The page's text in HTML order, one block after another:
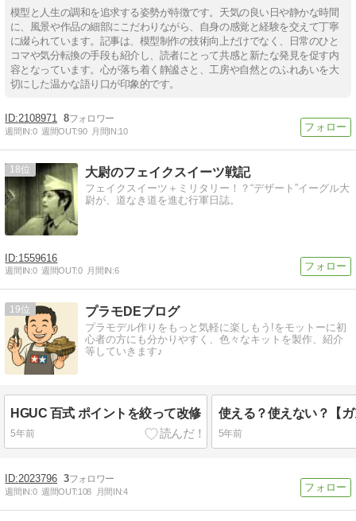
模型と人生の調和を追求する姿勢が特徴です。天気の良い日や静かな時間
に、風景や作品の細部にこだわりながら、自身の感覚と経験を交えて丁寧
に綴られています。記事は、模型制作の技術向上だけでなく、日常のひと
コマや気分転換の手段も紹介し、読者にとって共感と新たな発見を促す内
容となっています。心が落ち着く静謐さと、工房や自然とのふれあいを大
切にした温かな語り口が印象的です。
2108971 8
週間IN:0 週間OUT:90 月間IN:10
18 大尉のフェイクスイーツ戦記
フェイクスイーツ＋ミリタリー！？“デザート”イーグル大
尉が、道なき道を進む行軍日誌。
1559616
週間IN:0 週間OUT:0 月間IN:6
19 プラモDEブログ
プラモデル作りをもっと気軽に楽しもう!をモットーに初
心者の方にも分かりやすく、色々なキットを製作、紹介
等していきます♪
HGUC 百式 ポイントを絞って改修
5年前 5年前
2023796 3
週間IN:0 週間OUT:108 月間IN:4